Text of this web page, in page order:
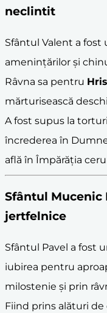
neclintit
Sfântul Valent a
amenințărilor și
Râvna sa pentru
mărturisească
A fost supus la
încrederea în
află în Împărăția
Sfântul Mucenic
jertfelnice
Sfântul Pavel a fost
iubirea pentru
milostenie și prin
Fiind prins alături